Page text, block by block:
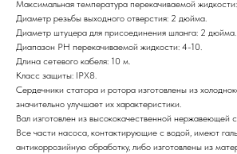
Максимальная температура перекачиваемой
Диаметр резьбы выходного отверстия: 2 дюйма.
Диаметр штуцера для присоединения шланга: 2 дюйма.
Диапазон РН перекачиваемой жидкости: 4-10.
Длина сетевого кабеля: 10 м.
Класс защиты: IPX8.
Сердечники статора и ротора изготовлены из
значительно улучшает их характеристики.
Вал изготовлен из высококачественной нержавеющей
Все части насоса, контактирующие с водой, имеют
антикоррозийную обработку, либо изготовлены из